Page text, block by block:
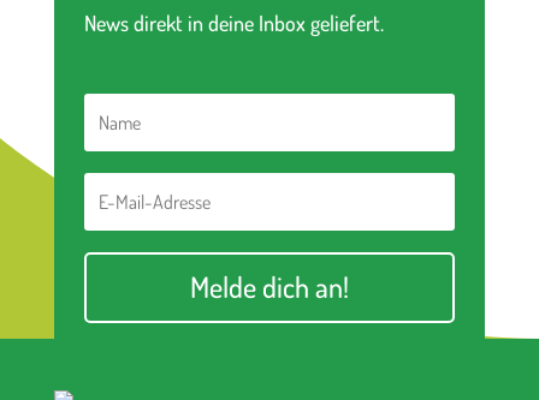
News direkt in deine Inbox geliefert.
Melde dich an!